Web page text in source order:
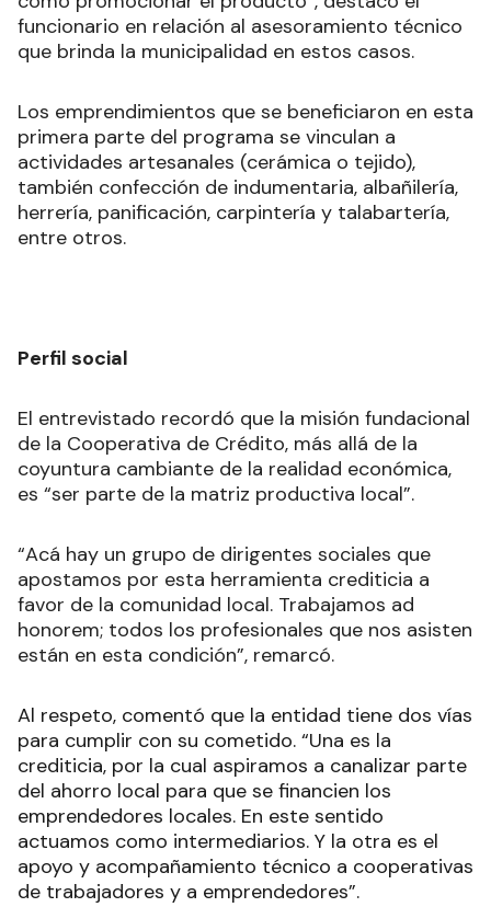
funcionario en relación al asesoramiento técnico
que brinda la municipalidad en estos casos.
Los emprendimientos que se beneficiaron en esta
primera parte del programa se vinculan a
actividades artesanales (cerámica o tejido),
también confección de indumentaria, albañilería,
herrería, panificación, carpintería y talabartería,
entre otros.
Perfil social
El entrevistado recordó que la misión fundacional
de la Cooperativa de Crédito, más allá de la
coyuntura cambiante de la realidad económica,
es “ser parte de la matriz productiva local”.
“Acá hay un grupo de dirigentes sociales que
apostamos por esta herramienta crediticia a
favor de la comunidad local. Trabajamos ad
honorem; todos los profesionales que nos asisten
están en esta condición”, remarcó.
Al respeto, comentó que la entidad tiene dos vías
para cumplir con su cometido. “Una es la
crediticia, por la cual aspiramos a canalizar parte
del ahorro local para que se financien los
emprendedores locales. En este sentido
actuamos como intermediarios. Y la otra es el
apoyo y acompañamiento técnico a cooperativas
de trabajadores y a emprendedores”.